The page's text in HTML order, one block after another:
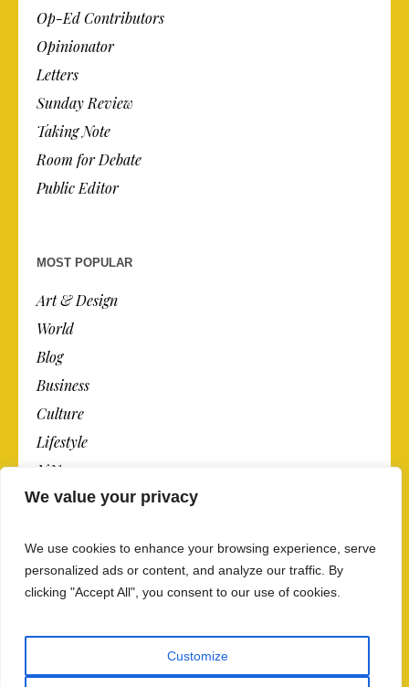
We value your privacy
We use cookies to enhance your browsing experience, serve
personalized ads or content, and analyze our traffic. By
clicking "Accept All", you consent to our use of cookies.
Customize
Op-Ed Contributors
Opinionator
Letters
Sunday Review
Taking Note
Room for Debate
Public Editor
MOST POPULAR
Art & Design
World
Blog
Business
Culture
Lifestyle
N.Y.
Newspaper
Post